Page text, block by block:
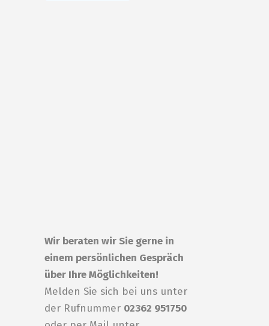
Wir beraten wir Sie gerne in
einem persönlichen Gespräch
über Ihre Möglichkeiten!
Melden Sie sich bei uns unter
der Rufnummer 02362 951750